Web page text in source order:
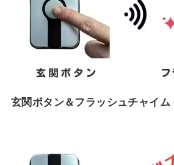
玄関ボタン＆フラッシュチャイム